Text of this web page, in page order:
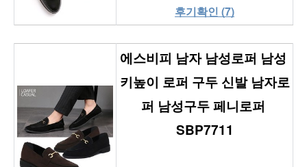
후기확인 (7)
에스비피 남자 남성로퍼 남성
키높이 로퍼 구두 신발 남자로
퍼 남성구두 페니로퍼
SBP7711